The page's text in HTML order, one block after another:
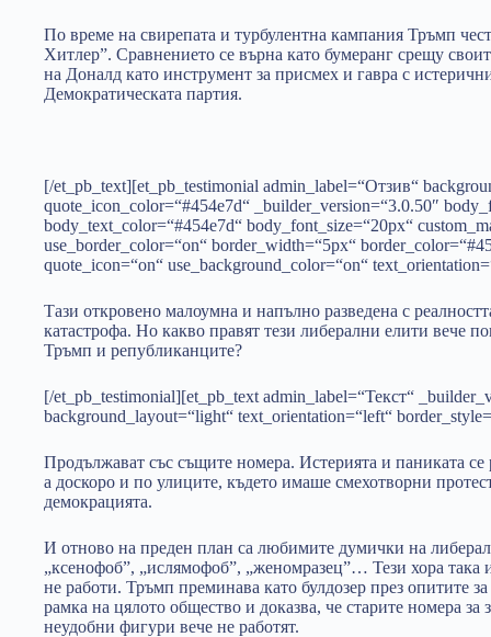
По време на свирепата и турбулентна кампания Тръмп
Хитлер”. Сравнението се върна като бумеранг срещу
на Доналд като инструмент за присмех и гавра с
Демократическата партия.
[/et_pb_text][et_pb_testimonial admin_label=“Отзив“
quote_icon_color=“#454e7d“ _builder_version=“3.0.50″
body_text_color=“#454e7d“ body_font_size=“20px“
use_border_color=“on“ border_width=“5px“
quote_icon=“on“ use_background_color=“on“
Тази откровено малоумна и напълно разведена с
катастрофа. Но какво правят тези либерални елити вече
Тръмп и републиканците?
[/et_pb_testimonial][et_pb_text admin_label=“Текст“
background_layout=“light“ text_orientation=“left“
Продължават със същите номера. Истерията и паниката се
а доскоро и по улиците, където имаше смехотворни
демокрацията.
И отново на преден план са любимите думички на
„ксенофоб”, „ислямофоб”, „женомразец”… Тези хора така
не работи. Тръмп преминава като булдозер през опитите
рамка на цялото общество и доказва, че старите номера
неудобни фигури вече не работят.